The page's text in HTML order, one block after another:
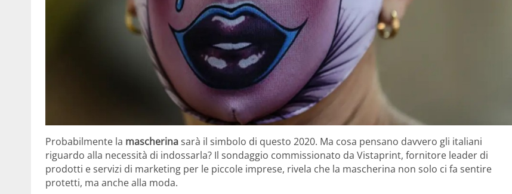
Probabilmente la mascherinasarà il simbolo di questo 2020. Ma cosa pensano davvero gli italiani
riguardo alla necessità di indossarla? Il sondaggio commissionato da Vistaprint, fornitore leader di
prodotti e servizi di marketing per le piccole imprese, rivela che la mascherina non solo ci fa sentire
protetti, ma anche alla moda.